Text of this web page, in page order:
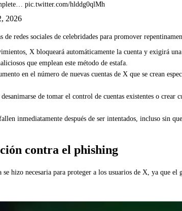
pic.twitter.com/hlddg0qlMh
2026
redes sociales de celebridades para promover
X bloqueará automáticamente la cuenta y exigirá
que emplean este método de estafa.
en el número de nuevas cuentas de X que se crean
de tomar el control de cuentas existentes o
inmediatamente después de ser intentados, incluso sin
contra el phishing
hizo necesaria para proteger a los usuarios de X, ya que